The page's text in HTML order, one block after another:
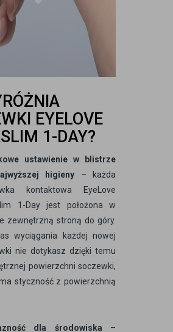
EYELOVE
1-DAY?
ustawienie w blistrze
higieny – każda
kontaktowa EyeLove
1-Day jest położona w
zewnętrzną stroną do góry.
wyciągania każdej nowej
nie dotykasz dzięki temu
powierzchni soczewki,
styczność z powierzchnią
dla środowiska –